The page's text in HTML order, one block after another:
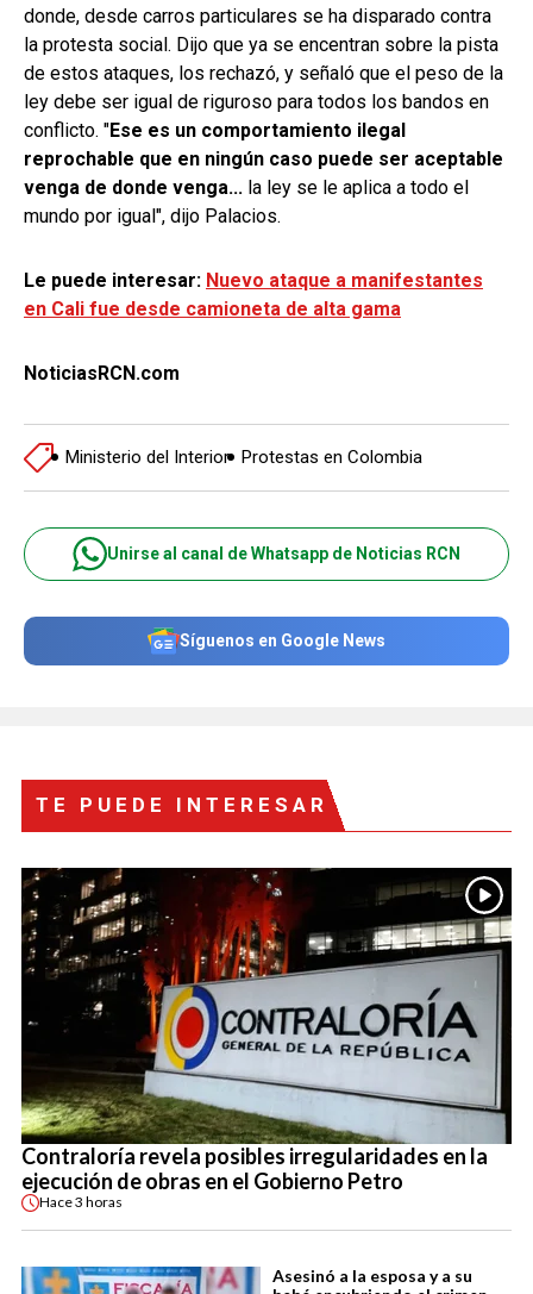
donde, desde carros particulares se ha disparado contra
la protesta social. Dijo que ya se encentran sobre la pista
de estos ataques, los rechazó, y señaló que el peso de la
ley debe ser igual de riguroso para todos los bandos en
conflicto. "Ese es un comportamiento ilegal
reprochable que en ningún caso puede ser aceptable
venga de donde venga... la ley se le aplica a todo el
mundo por igual", dijo Palacios.
Le puede interesar: Nuevo ataque a manifestantes
en Cali fue desde camioneta de alta gama
NoticiasRCN.com
Ministerio del Interior Protestas en Colombia
Unirse al canal de Whatsapp de Noticias RCN
Síguenos en Google News
TE PUEDE INTERESAR
Contraloría revela posibles irregularidades en la
ejecución de obras en el Gobierno Petro
Hace3 horas
Asesinó a la esposa y a su